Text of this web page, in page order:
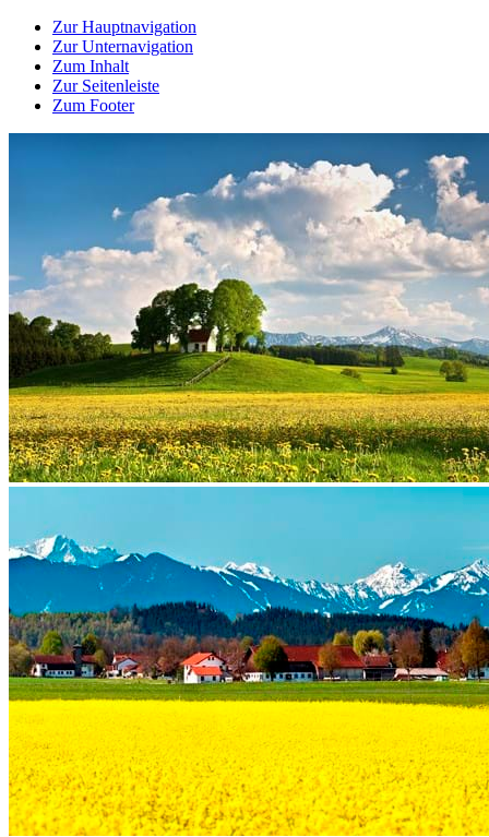
Zur Hauptnavigation
Zur Unternavigation
Zum Inhalt
Zur Seitenleiste
Zum Footer